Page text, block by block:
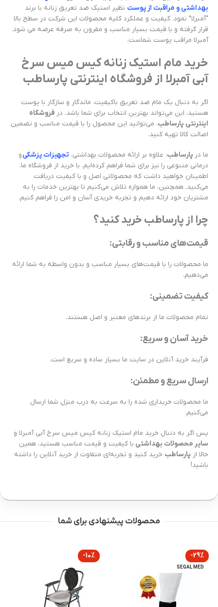
بهداشتی و مراقبت از پوست نظیر استیک ضد تعریق زنانه با برند
“آمبرلا” نمود. کیفیت و عملکرد کلیه محصولات این شرکت در سطح بالا
قرار گرفته و با قیمت بسیار مناسب و مقرون به صرفه عرضه می شود.
آمبرلا مراقب پوست شماست.
خرید مام استیک زنانه کیس میس سرخ
آبی آمبرلا از فروشگاه اینترنتی پارساطب
اگر به دنبال یک مام ضد تعریق باکیفیت، ماندگار و سازگار با پوست
هستید، این می‌تواند بهترین انتخاب برای شما باشد. در فروشگاه
اینترنتی پارساطب، می‌توانید این محصول را با قیمت مناسب و تضمین
اصالت کالا تهیه کنید.
ما در پارساطب، علاوه بر ارائه محصولات بهداشتی، تجهیزات پزشکیو
درمانی متنوعی را نیز برای شما فراهم کرده‌ایم. با خرید از فروشگاه ما،
اطمینان خواهید داشت که محصولاتی اصل و با کیفیت دریافت
می‌کنید. همچنین، ما همواره تلاش می‌کنیم تا بهترین خدمات را به
مشتریان خود ارائه دهیم و تجربه خریدی آسان و امن را فراهم کنیم.
چرا از پارساطب خرید کنید؟
قیمت‌های مناسب و رقابتی:
ما محصولات را با قیمت‌های بسیار مناسب و بدون واسطه به شما ارائه
می‌دهیم.
کیفیت تضمینی:
تمام محصولات ما از برندهای معتبر و اصل هستند.
خرید آسان و سریع:
فرآیند خرید آنلاین در سایت ما بسیار ساده و سریع است.
ارسال سریع و مطمئن:
ما محصولات خریداری شده را به سرعت به درب منزل شما ارسال
می‌کنیم.
پس اگر به دنبال خرید مام استیک زنانه کیس میس سرخ آبی آمبرلا و
سایر محصولات بهداشتی با کیفیت و قیمت مناسب هستید، همین
حالا از پارساطب خرید کنید و تجربه‌ای متفاوت از خرید آنلاین را داشته
باشید!
محصولات پیشنهادی برای شما
-10%
AMOENA